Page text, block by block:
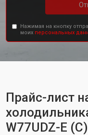
Нажимая на кнопку
моих персональных
Прайс-лист
W77UDZ-E (C)